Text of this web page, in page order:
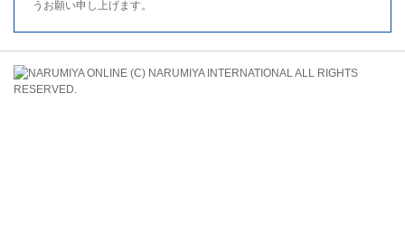
うお願い申し上げます。